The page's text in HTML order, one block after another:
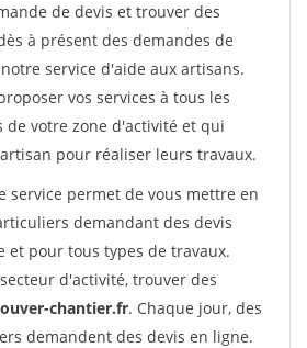
de devis et trouver des
à présent des demandes de
service d'aide aux artisans.
vos services à tous les
votre zone d'activité et qui
pour réaliser leurs travaux.
service permet de vous mettre en
demandant des devis
et pour tous types de travaux.
d'activité, trouver des
chantier.fr. Chaque jour, des
demandent des devis en ligne.